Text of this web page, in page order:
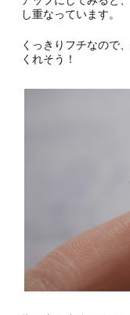
し重なっています。
くっきりフチなので
くれそう！